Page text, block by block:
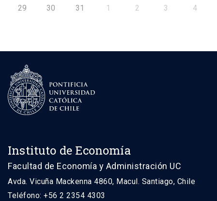
29 30 31 1 2 3 4
Instituto de Economía
Facultad de Economía y Administración UC
Avda. Vicuña Mackenna 4860, Macul. Santiago, Chile
Teléfono: +56 2 2354 4303